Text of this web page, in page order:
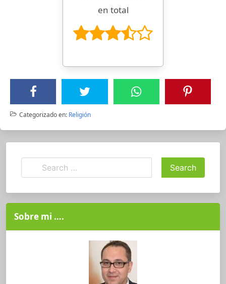
en total
Categorizado en: Religión
Sobre mi ….